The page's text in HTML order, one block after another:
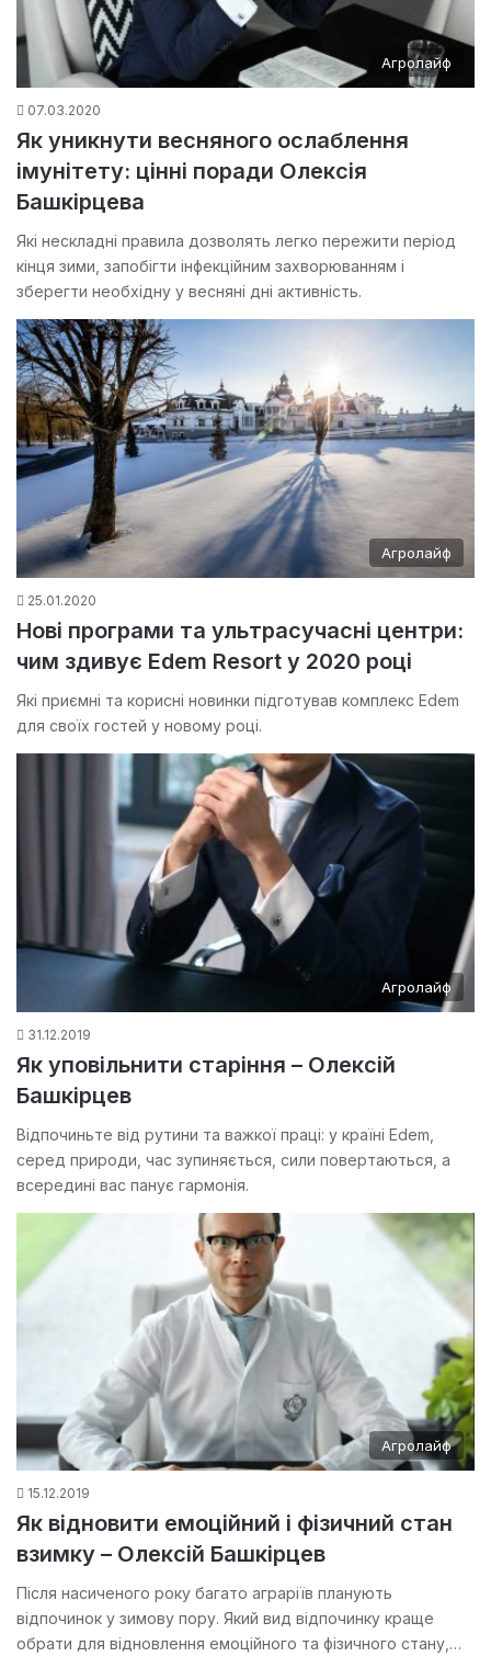
Агролайф
07.03.2020
Як уникнути весняного ослаблення
імунітету: цінні поради Олексія
Башкірцева
Які нескладні правила дозволять легко пережити період
кінця зими, запобігти інфекційним захворюванням і
зберегти необхідну у весняні дні активність.
Агролайф
25.01.2020
Нові програми та ультрасучасні центри:
чим здивує Edem Resort у 2020 році
Які приємні та корисні новинки підготував комплекс Edem
для своїх гостей у новому році.
Агролайф
31.12.2019
Як уповільнити старіння – Олексій
Башкірцев
Відпочиньте від рутини та важкої праці: у країні Edem,
серед природи, час зупиняється, сили повертаються, а
всередині вас панує гармонія.
Агролайф
15.12.2019
Як відновити емоційний і фізичний стан
взимку – Олексій Башкірцев
Після насиченого року багато аграріїв планують
відпочинок у зимову пору. Який вид відпочинку краще
обрати для відновлення емоційного та фізичного стану,…